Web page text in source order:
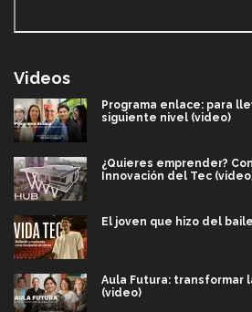
Videos
Programa enlace: para
siguiente nivel (video)
¿Quieres emprender?
Innovación del Tec
El joven que hizo del
Aula Futura: transformar
(video)